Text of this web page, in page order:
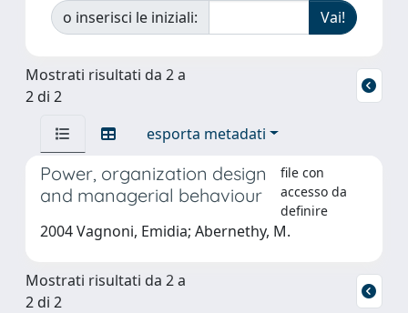
o inserisci le iniziali:
Mostrati risultati da 2 a
2 di 2
esporta metadati
Power, organization design
and managerial behaviour
file con
accesso da
definire
2004 Vagnoni, Emidia; Abernethy, M.
Mostrati risultati da 2 a
2 di 2